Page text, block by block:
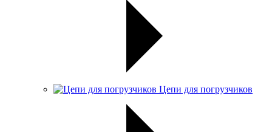
Цепи для погрузчиков